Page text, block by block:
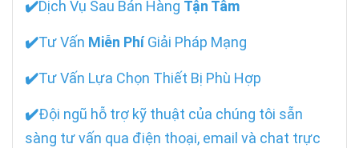
✔️Dịch Vụ Sau Bán Hàng Tận Tâm
✔️Tư Vấn Miễn PhíGiải Pháp Mạng
✔️Tư Vấn Lựa Chọn Thiết Bị Phù Hợp
✔️Đội ngũ hỗ trợ kỹ thuật của chúng tôi sẵn
sàng tư vấn qua điện thoại, email và chat trực